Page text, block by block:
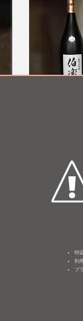
特
利
プ